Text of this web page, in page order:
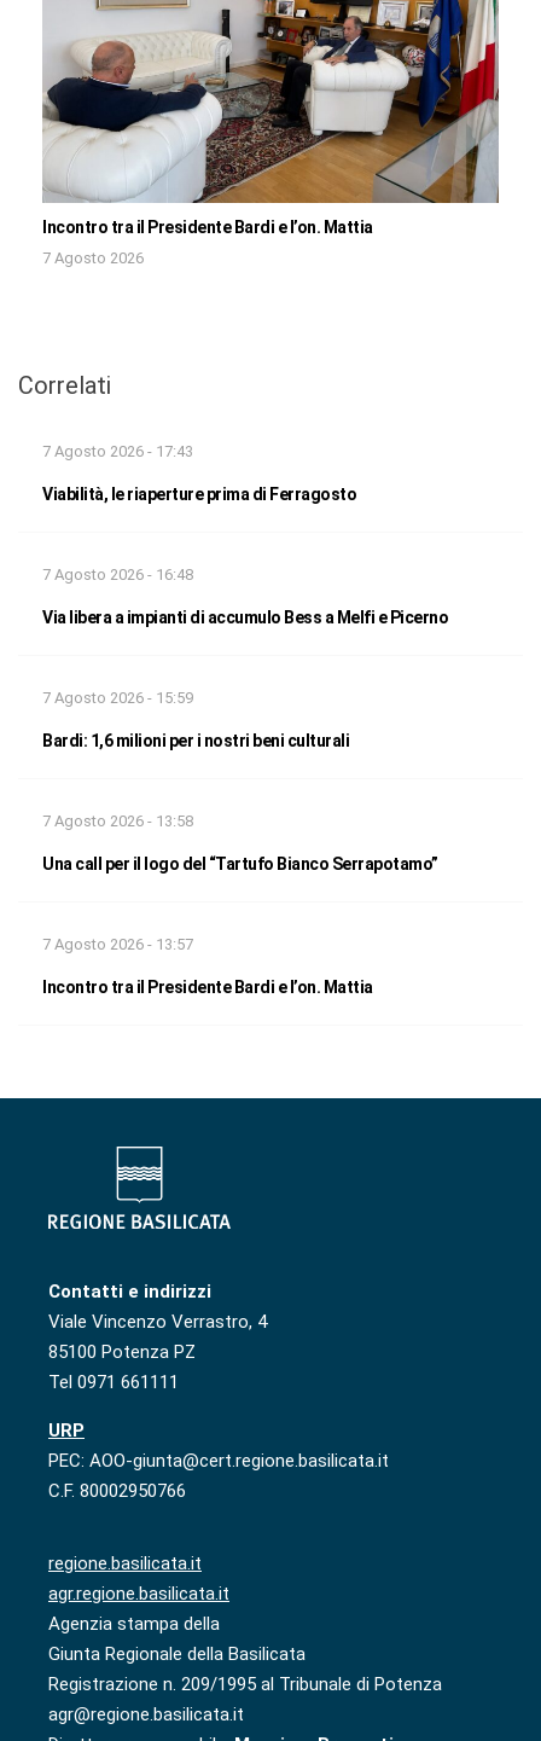
Incontro tra il Presidente Bardi e l’on. Mattia
7 Agosto 2026
Correlati
7 Agosto 2026 - 17:43
Viabilità, le riaperture prima di Ferragosto
7 Agosto 2026 - 16:48
Via libera a impianti di accumulo Bess a Melfi e Picerno
7 Agosto 2026 - 15:59
Bardi: 1,6 milioni per i nostri beni culturali
7 Agosto 2026 - 13:58
Una call per il logo del “Tartufo Bianco Serrapotamo”
7 Agosto 2026 - 13:57
Incontro tra il Presidente Bardi e l’on. Mattia
Contatti e indirizzi
Viale Vincenzo Verrastro, 4
85100 Potenza PZ
Tel 0971 661111
URP
PEC: AOO-giunta@cert.regione.basilicata.it
C.F. 80002950766
regione.basilicata.it
agr.regione.basilicata.it
Agenzia stampa della
Giunta Regionale della Basilicata
Registrazione n. 209/1995 al Tribunale di Potenza
agr@regione.basilicata.it